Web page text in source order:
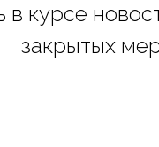
в курсе
закрытых